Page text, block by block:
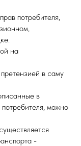
потребителя,
на
в саму
в
можно
-